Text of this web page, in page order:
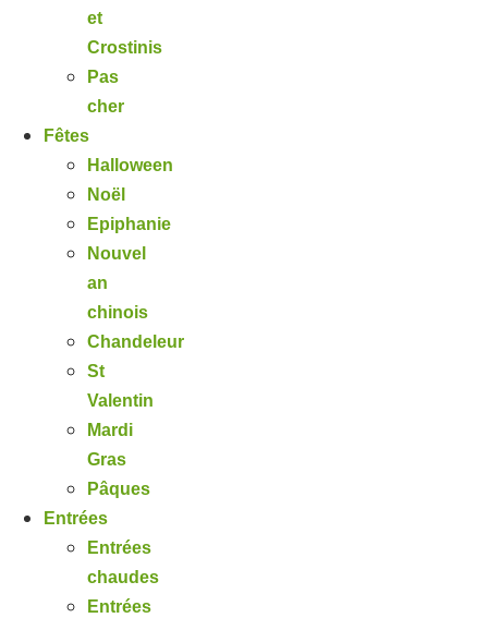
et
Crostinis
Pas
cher
Fêtes
Halloween
Noël
Epiphanie
Nouvel
an
chinois
Chandeleur
St
Valentin
Mardi
Gras
Pâques
Entrées
Entrées
chaudes
Entrées